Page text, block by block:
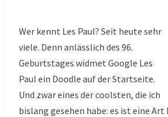
Paul
Wer kennt Les Paul? Seit heute sehr
viele. Denn anlässlich des 96.
Geburtstages widmet Google Les
Paul ein Doodle auf der Startseite.
Und zwar eines der coolsten, die ich
bislang gesehen habe: es ist eine Art